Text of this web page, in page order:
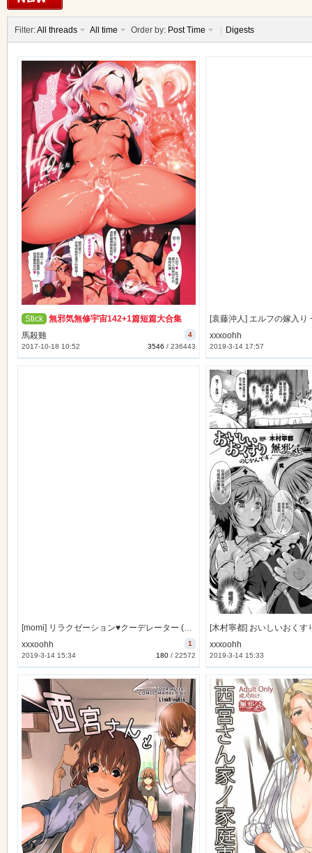
Filter:All threads All time Order by: Post Time Digests
Stick 無邪気無修宇宙142+1篇短篇大合集
4
馬殺雞
3546 / 236443
2017-10-18 10:52
xxxoohh
2019-3-14 17:57
[momi] リラクゼーション♥クーデレーター (COMIC失楽天 2015年2月号) [無邪気漢化組][MJK-15-Z058]
1
xxxoohh
180/ 22572
2019-3-14 15:34
xxxoohh
2019-3-14 15:33